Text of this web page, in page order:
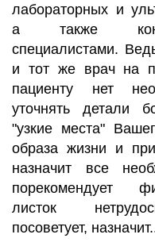
лабораторных и
а также
специалистами.
и тот же врач на
пациенту нет
уточнять детали
"узкие места"
образа жизни и
назначит все
порекомендует
листок
посоветует,